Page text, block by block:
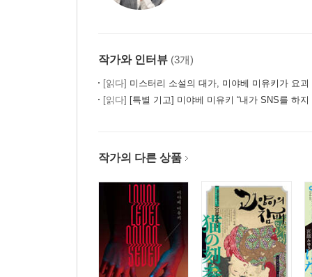
작가와 인터뷰 (3개)
[읽다] 미스터리 소설의 대가, 미야베 미유키가 요
[읽다] [특별 기고] 미야베 미유키 “내가 SNS를 하지
작가의 다른 상품